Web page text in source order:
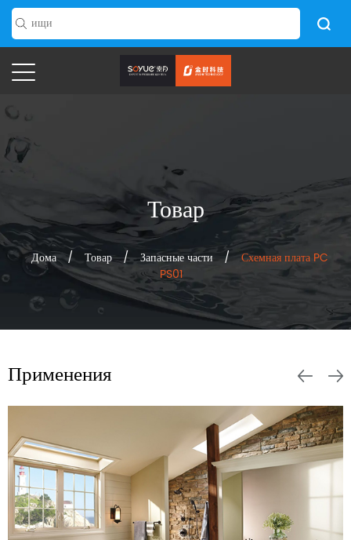
Товар
Дома / Товар / Запасные части / Схемная плата PC
PS01
Применения